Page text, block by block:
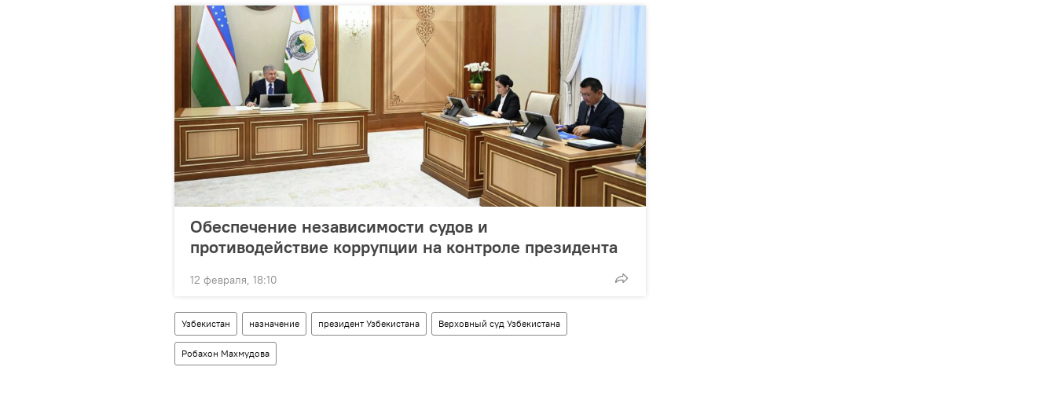
Обеспечение независимости судов и
противодействие коррупции на контроле президента
12 февраля, 18:10
Узбекистан назначение президент Узбекистана Верховный суд Узбекистана
Робахон Махмудова